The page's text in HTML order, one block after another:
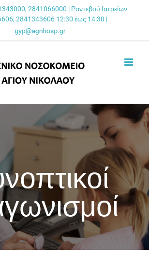
2841066000 | Ραντεβού Ιατρείων:
2841343606 12:30 έως 14:30 |